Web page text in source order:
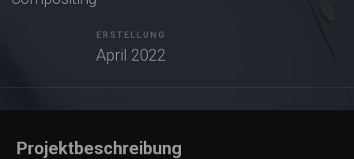
ERSTELLUNG
April 2022
Projektbeschreibung